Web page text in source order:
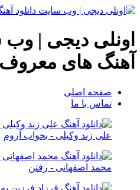
اونلی دیجی | وب
آهنگ های
صفحه اصلی
تماس با ما
علی زند وکیلی - بخواب آروم
محمد اصفهانی - رفتن